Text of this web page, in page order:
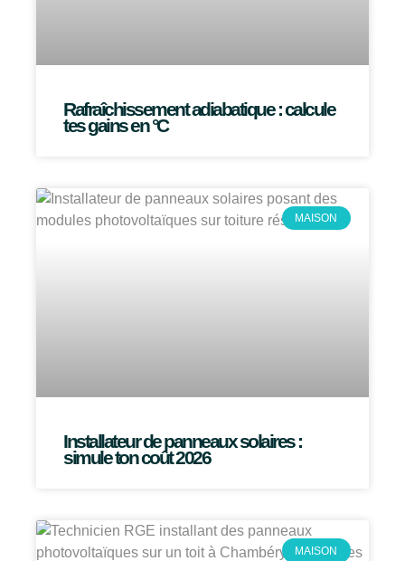
Rafraîchissement adiabatique : calcule
tes gains en °C
MAISON
Installateur de panneaux solaires :
simule ton coût 2026
MAISON